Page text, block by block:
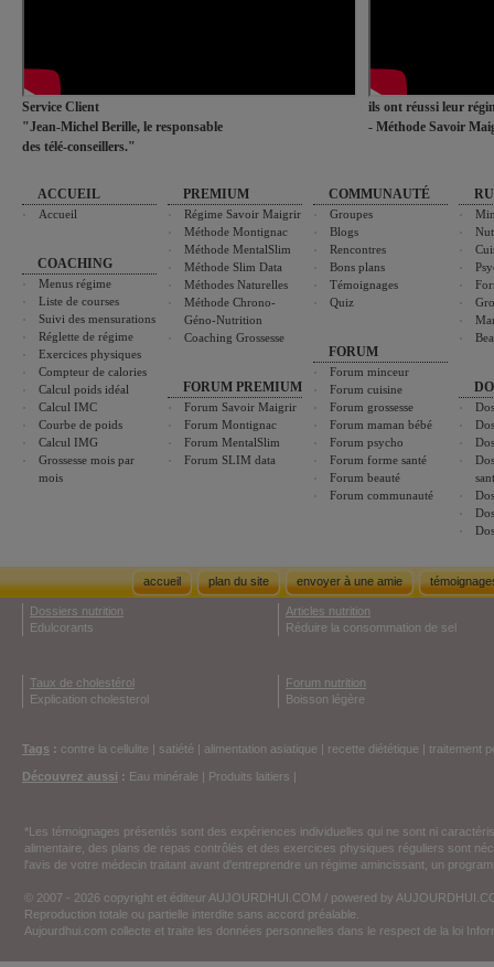
Service Client
"Jean-Michel Berille, le responsable
des télé-conseillers."
ils ont réussi leur
- Méthode Savoir
ACCUEIL
Accueil
COACHING
Menus régime
Liste de courses
Suivi des mensurations
Réglette de régime
Exercices physiques
Compteur de calories
Calcul poids idéal
Calcul IMC
Courbe de poids
Calcul IMG
Grossesse mois par
mois
PREMIUM
Régime Savoir Maigrir
Méthode Montignac
Méthode MentalSlim
Méthode Slim Data
Méthodes Naturelles
Méthode Chrono-
Géno-Nutrition
Coaching Grossesse
FORUM PREMIUM
Forum Savoir Maigrir
Forum Montignac
Forum MentalSlim
Forum SLIM data
COMMUNAUTÉ
Groupes
Blogs
Rencontres
Bons plans
Témoignages
Quiz
FORUM
Forum minceur
Forum cuisine
Forum grossesse
Forum maman bébé
Forum psycho
Forum forme santé
Forum beauté
Forum communauté
accueil plan du site envoyer à une amie
Dossiers nutrition
Edulcorants
Articles nutrition
Réduire la consommation de sel
Taux de cholestérol
Explication cholesterol
Forum nutrition
Boisson légère
Tags : contre la cellulite | satiété | alimentation asiatique | recette diététique | traitement
Découvrez aussi : Eau minérale | Produits laitiers |
*Les témoignages présentés sont des expériences individuelles qui ne sont ni
alimentaire, des plans de repas contrôlés et des exercices physiques réguliers sont
l'avis de votre médecin traitant avant d'entreprendre un régime amincissant, un
© 2007 - 2026 copyright et éditeur AUJOURDHUI.COM / powered by
Reproduction totale ou partielle interdite sans accord préalable.
Aujourdhui.com collecte et traite les données personnelles dans le respect de la loi